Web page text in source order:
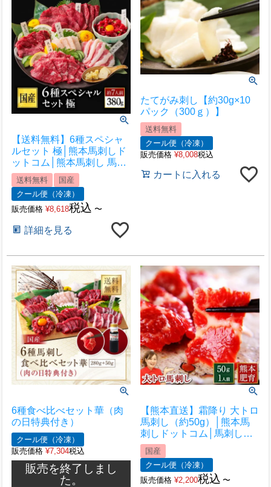
【送料無料】6種スペシャ
ルセット 極│熊本馬刺しド
ットコム│熊本馬刺し 馬刺
し通販 馬刺し専門店 馬刺
しお取り寄せ 利他フーズ
送料無料
国産
クール便（冷凍）
販売価格 ¥8,618税込 〜
詳細を見る
たてがみ刺し【約30g×10
パック（300ｇ）】
送料無料
クール便（冷凍）
販売価格 ¥8,008税込
カートに入れる
6種食べ比べセット華（肉
の日特典付き）
クール便（冷凍）
販売価格 ¥7,304税込
販売を終了しまし
た。
【熊本直送】霜降り 大トロ
馬刺し（約50g）│熊本馬
刺しドットコム│馬刺し通
販 馬刺し専門店 馬刺しお
取り寄せ 利他フーズ
国産
クール便（冷凍）
販売価格 ¥2,200税込 〜